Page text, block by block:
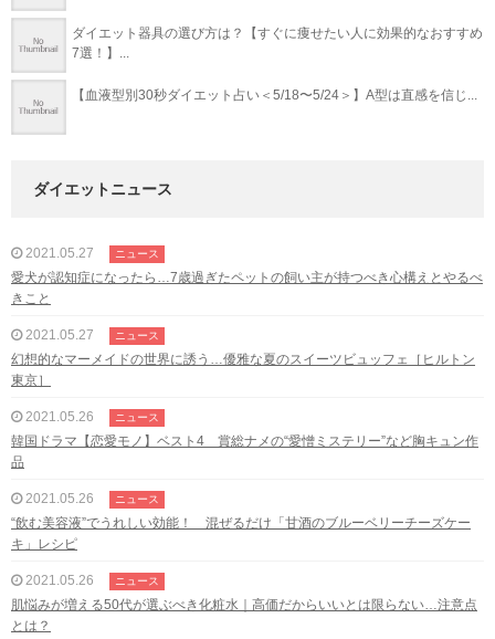
ダイエット器具の選び方は？【すぐに痩せたい人に効果的なおすすめ
7選！】...
【血液型別30秒ダイエット占い＜5/18〜5/24＞】A型は直感を信じ...
ダイエットニュース
2021.05.27 ニュース
愛犬が認知症になったら…7歳過ぎたペットの飼い主が持つべき心構えとやるべ
きこと
2021.05.27 ニュース
幻想的なマーメイドの世界に誘う…優雅な夏のスイーツビュッフェ［ヒルトン
東京］
2021.05.26 ニュース
韓国ドラマ【恋愛モノ】ベスト4 賞総ナメの“愛憎ミステリー”など胸キュン作
品
2021.05.26 ニュース
“飲む美容液”でうれしい効能！ 混ぜるだけ「甘酒のブルーベリーチーズケー
キ」レシピ
2021.05.26 ニュース
肌悩みが増える50代が選ぶべき化粧水｜高価だからいいとは限らない…注意点
とは？